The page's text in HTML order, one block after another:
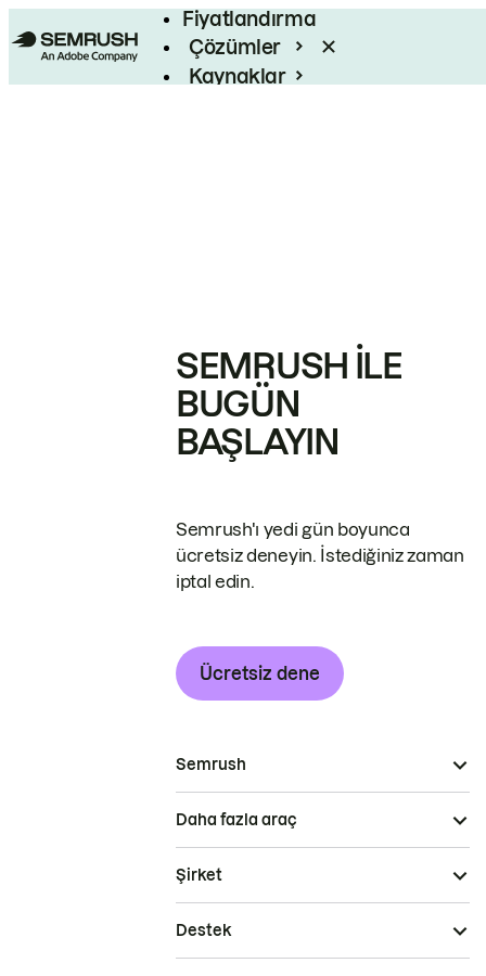
Fiyatlandırma
Çözümler
Kaynaklar
SEMRUSH ILE
BUGÜN
BAŞLAYIN
Semrush'ı yedi gün boyunca
ücretsiz deneyin. İstediğiniz zaman
iptal edin.
Ücretsiz dene
Semrush
Daha fazla araç
Şirket
Destek